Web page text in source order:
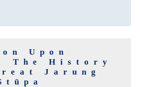
Upon
The History
Jarung